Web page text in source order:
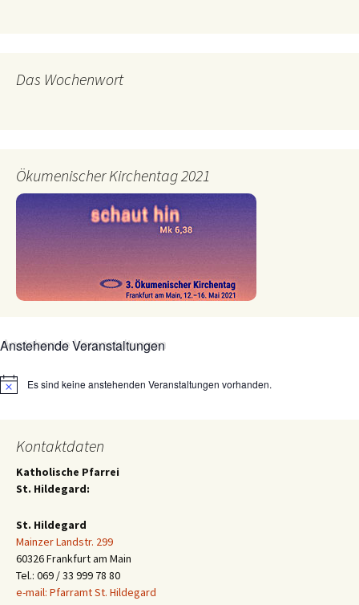
Das Wochenwort
Ökumenischer Kirchentag 2021
Anstehende Veranstaltungen
HinweisEs sind keine anstehenden Veranstaltungen vorhanden.
Kontaktdaten
Katholische Pfarrei
St. Hildegard:
St. Hildegard
Mainzer Landstr. 299
60326 Frankfurt am Main
Tel.: 069 / 33 999 78 80
e-mail: Pfarramt St. Hildegard